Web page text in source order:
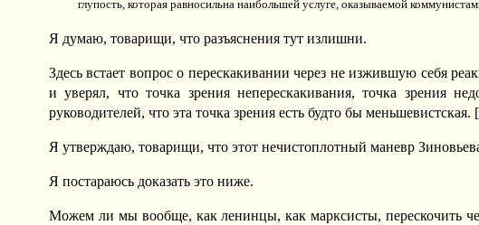
глупость, которая равносильна наибольшей услуге, оказываемой
Я думаю, товарищи, что разъяснения тут излишни.
Здесь встает вопрос о перескакивании через не изжившую себя
и уверял, что точка зрения неперескакивания, точка зрения
руководителей, что эта точка зрения есть будто бы меньшевистская.
Я утверждаю, товарищи, что этот нечистоплотный маневр
Я постараюсь доказать это ниже.
Можем ли мы вообще, как ленинцы, как марксисты, перескочить